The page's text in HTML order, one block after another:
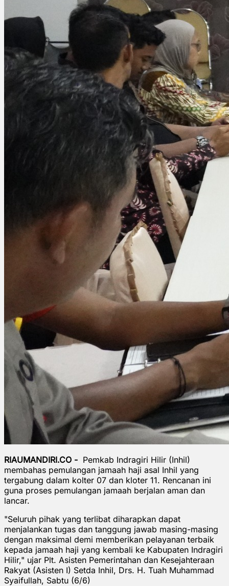
RIAUMANDIRI.CO - Pemkab Indragiri Hilir (Inhil)
membahas pemulangan jamaah haji asal Inhil yang
tergabung dalam kolter 07 dan kloter 11. Rencanan ini
guna proses pemulangan jamaah berjalan aman dan
lancar.
"Seluruh pihak yang terlibat diharapkan dapat
menjalankan tugas dan tanggung jawab masing-masing
dengan maksimal demi memberikan pelayanan terbaik
kepada jamaah haji yang kembali ke Kabupaten Indragiri
Hilir," ujar Plt. Asisten Pemerintahan dan Kesejahteraan
Rakyat (Asisten I) Setda Inhil, Drs. H. Tuah Muhammad
Syaifullah, Sabtu (6/6)